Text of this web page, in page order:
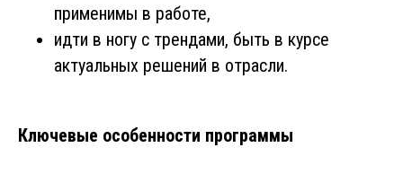
применимы в работе,
идти в ногу с трендами, быть в курсе
актуальных решений в отрасли.
Ключевые особенности программы